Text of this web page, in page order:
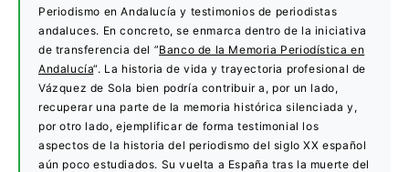
Periodismo en Andalucía y testimonios de periodistas
andaluces. En concreto, se enmarca dentro de la iniciativa
de transferencia del ”Banco de la Memoria Periodística en
Andalucía“. La historia de vida y trayectoria profesional de
Vázquez de Sola bien podría contribuir a, por un lado,
recuperar una parte de la memoria histórica silenciada y,
por otro lado, ejemplificar de forma testimonial los
aspectos de la historia del periodismo del siglo XX español
aún poco estudiados. Su vuelta a España tras la muerte del